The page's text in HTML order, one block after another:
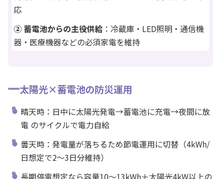
応
② 蓄電池からの主役供給 ：冷蔵庫・LED照明・通信機
器・医療機器などの必須家電を維持
太陽光×蓄電池の防災運用
晴天時：日中に太陽光発電→蓄電池に充電→夜間に放
電 のサイクルで電力自給
曇天時：発電量が落ちるため節電運用に切替（4kWh/
日想定で2〜3日分維持）
長期停電想定なら容量10〜13kWh＋太陽光4kW以上の